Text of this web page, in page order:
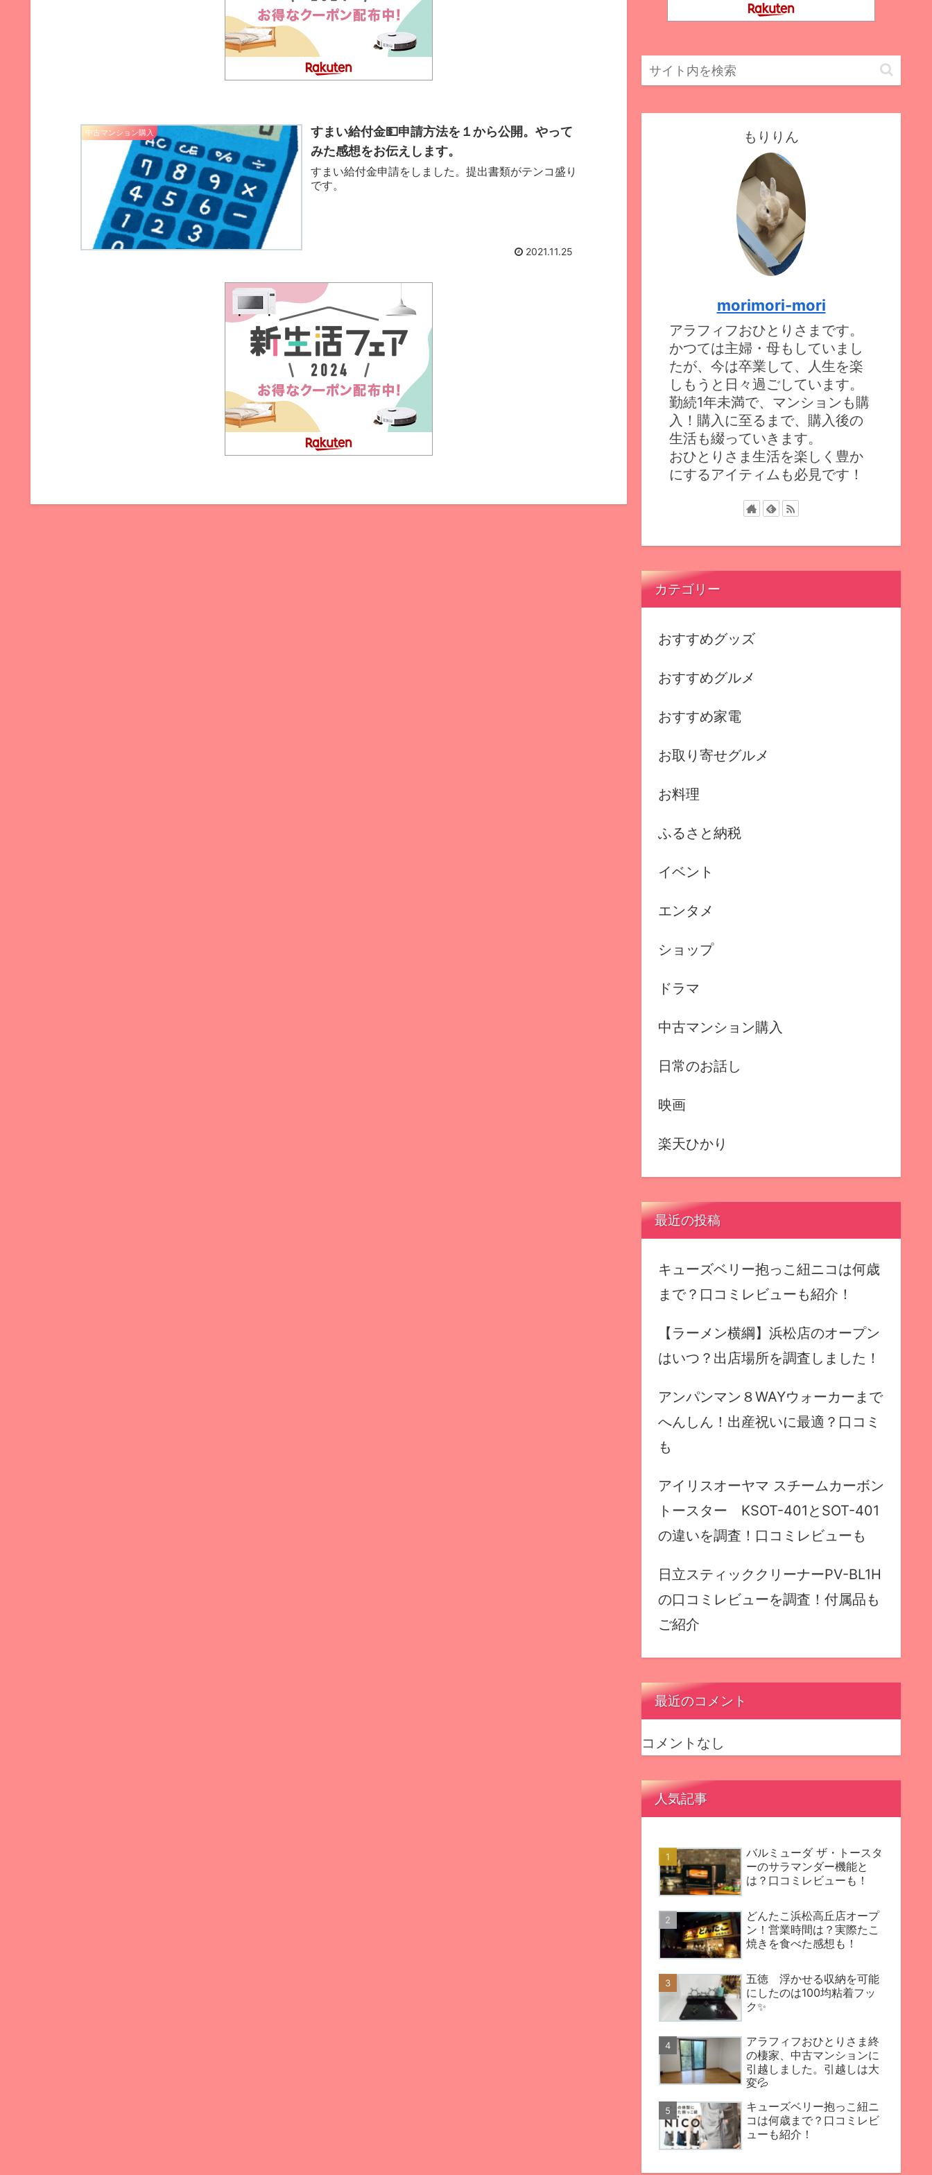
中古マンション購入
すまい給付金💵申請方法を１から公開。やって
みた感想をお伝えします。
すまい給付金申請をしました。提出書類がテンコ盛り
です。
2021.11.25
もりりん
morimori-mori
アラフィフおひとりさまです。
かつては主婦・母もしていまし
たが、今は卒業して、人生を楽
しもうと日々過ごしています。
勤続1年未満で、マンションも購
入！購入に至るまで、購入後の
生活も綴っていきます。
おひとりさま生活を楽しく豊か
にするアイティムも必見です！
カテゴリー
おすすめグッズ
おすすめグルメ
おすすめ家電
お取り寄せグルメ
お料理
ふるさと納税
イベント
エンタメ
ショップ
ドラマ
中古マンション購入
日常のお話し
映画
楽天ひかり
最近の投稿
キューズベリー抱っこ紐ニコは何歳
まで？口コミレビューも紹介！
【ラーメン横綱】浜松店のオープン
はいつ？出店場所を調査しました！
アンパンマン８WAYウォーカーまで
へんしん！出産祝いに最適？口コミ
も
アイリスオーヤマ スチームカーボン
トースター KSOT-401とSOT-401
の違いを調査！口コミレビューも
日立スティッククリーナーPV-BL1H
の口コミレビューを調査！付属品も
ご紹介
最近のコメント
コメントなし
人気記事
バルミューダ ザ・トースタ
ーのサラマンダー機能と
は？口コミレビューも！
どんたこ浜松高丘店オープ
ン！営業時間は？実際たこ
焼きを食べた感想も！
五徳 浮かせる収納を可能
にしたのは100均粘着フッ
ク✨
アラフィフおひとりさま終
の棲家、中古マンションに
引越しました。引越しは大
変💦
キューズベリー抱っこ紐ニ
コは何歳まで？口コミレビ
ューも紹介！